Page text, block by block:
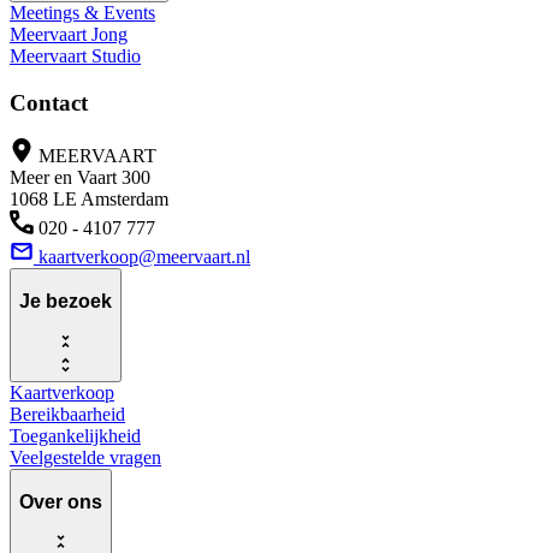
Meetings & Events
Meervaart Jong
Meervaart Studio
Contact
MEERVAART
Meer en Vaart 300
1068 LE Amsterdam
020 - 4107 777
kaartverkoop@meervaart.nl
Je bezoek
Kaartverkoop
Bereikbaarheid
Toegankelijkheid
Veelgestelde vragen
Over ons